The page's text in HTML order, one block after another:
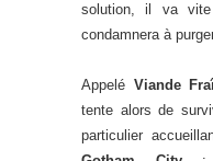
solution, il va
condamnera à
Appelé Viande
tente alors de
particulier